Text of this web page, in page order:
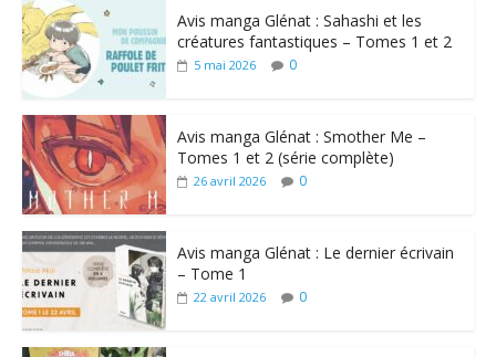
Avis manga Glénat : Sahashi et les
créatures fantastiques – Tomes 1 et 2
5 mai 2026 0
Avis manga Glénat : Smother Me –
Tomes 1 et 2 (série complète)
26 avril 2026 0
Avis manga Glénat : Le dernier écrivain
– Tome 1
22 avril 2026 0